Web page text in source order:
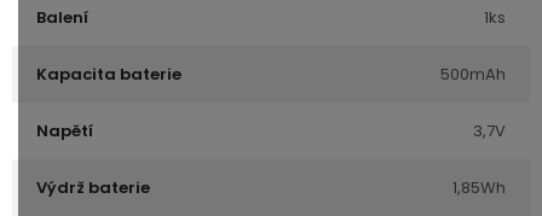
Balení 1ks
Kapacita baterie 500mAh
Napětí 3,7V
Výdrž baterie 1,85Wh